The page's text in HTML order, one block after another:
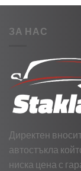
ЗА НАС
Директен
автостъкла
ниска цена с